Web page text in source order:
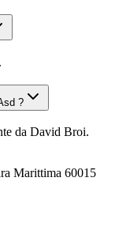
?
da David Broi.
Marittima 60015